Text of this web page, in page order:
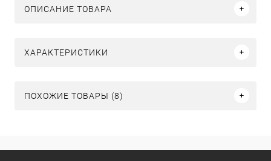
ОПИСАНИЕ ТОВАРА
ХАРАКТЕРИСТИКИ
ПОХОЖИЕ ТОВАРЫ (8)